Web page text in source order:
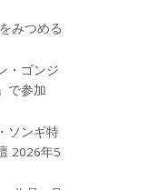
みつめる
・ゴンジ
で参加
ソンギ特
2026年5